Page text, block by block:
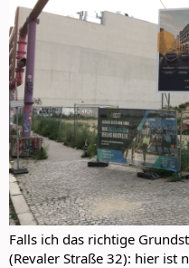
Falls ich das richtige
(Revaler Straße 32): hier ist